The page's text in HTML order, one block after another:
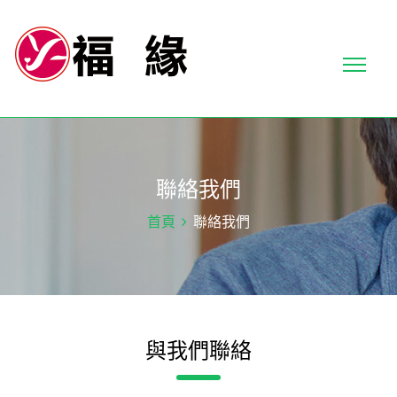
聯絡我們
首頁 聯絡我們
與我們聯絡